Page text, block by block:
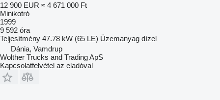
12 900 EUR ≈ 4 671 000 Ft
Minikotró
1999
9 592 óra
Teljesítmény 47.78 kW (65 LE) Üzemanyag dízel
Dánia, Vamdrup
Wolther Trucks and Trading ApS
Kapcsolatfelvétel az eladóval